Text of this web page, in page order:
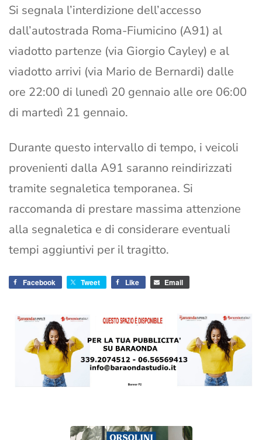
Si segnala l’interdizione dell’accesso
dall’autostrada Roma-Fiumicino (A91) al
viadotto partenze (via Giorgio Cayley) e al
viadotto arrivi (via Mario de Bernardi) dalle
ore 22:00 di lunedì 20 gennaio alle ore 06:00
di martedì 21 gennaio.
Durante questo intervallo di tempo, i veicoli
provenienti dalla A91 saranno reindirizzati
tramite segnaletica temporanea. Si
raccomanda di prestare massima attenzione
alla segnaletica e di considerare eventuali
tempi aggiuntivi per il tragitto.
Facebook Tweet Like Email